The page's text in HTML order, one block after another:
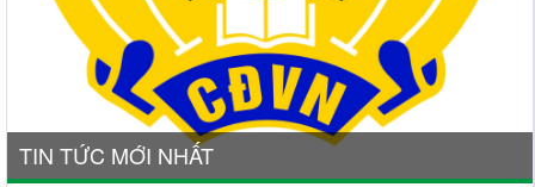
TIN TỨC MỚI NHẤT